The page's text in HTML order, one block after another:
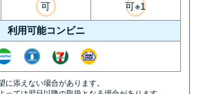
可 可※1
利用可能コンビニ
に添えない場合があります。